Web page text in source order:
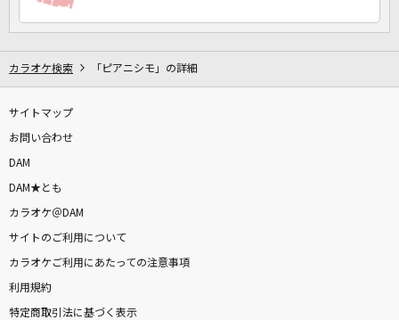
カラオケ検索 「ピアニシモ」の詳細
サイトマップ
お問い合わせ
DAM
DAM★とも
カラオケ＠DAM
サイトのご利用について
カラオケご利用にあたっての注意事項
利用規約
特定商取引法に基づく表示